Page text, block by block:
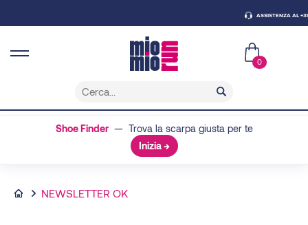
ASSISTENZA AL +39
0
Shoe Finder— Trova la scarpa giusta per te
Inizia →
NEWSLETTER OK